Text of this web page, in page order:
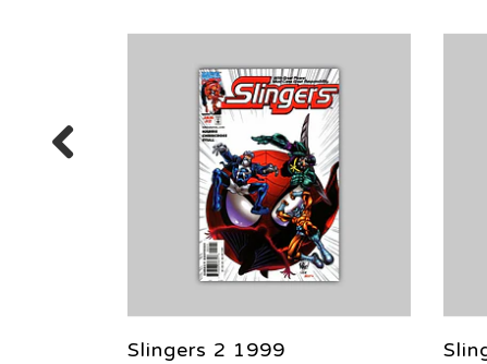
Slingers 2 1999